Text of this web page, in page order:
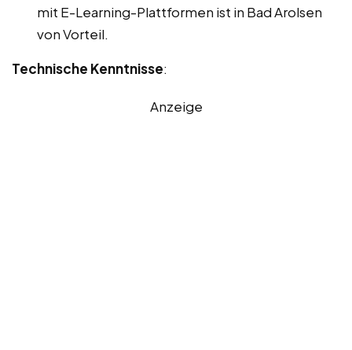
mit E-Learning-Plattformen ist in Bad Arolsen
von Vorteil.
Technische Kenntnisse:
Anzeige